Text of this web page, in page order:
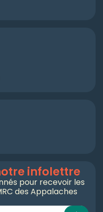
infolettre
pour recevoir les
des Appalaches